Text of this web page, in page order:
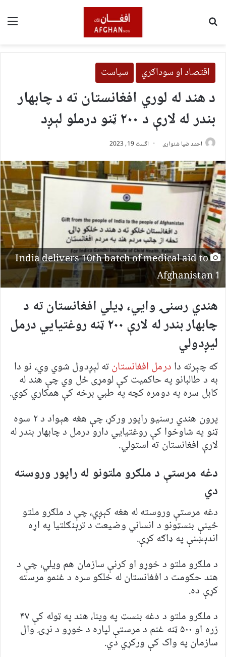
اقتصاد او سوداګري سیاست
د هند له لوري افغانستان ته د چابهار
بندر له لارې د ۲۰۰ ټنو درملو لېږد
احمد ضیا شنواری اگست 19, 2023
India delivers 10th batch of medical aid to
Afghanistan 1
هندي رسنۍ وايي، ډیلي افغانستان ته د
چابهار بندر له لارې ۲۰۰ ټنه روغتیايي درمل
لیږدولي
که چېرته دا درمل افغانستانته لېږدول شوي وي، نو دا
به د طالبانو په حاکمیت کې لومړی ځل وي چې هند له
کابل سره په دومره کچه په طبي برخه کې همکاري کوي.
پرون هندي رسنیو راپور ورکړ، چې هغه هېواد د ۲ سوه
ټنو په شاوخوا کې روغتیایي دارو درمل د چابهار بندر له
لارې افغانستان ته استولي.
دغه مرستې د ملګرو ملتونو له راپور وروسته
دي
دغه مرستې وروسته له هغه کېږي، چې د ملګرو ملتو
ځینې بنسټونو د انساني وضیعت د ترېنګلتیا په اړه
اندېښنې په ‌‌‌‌‌‌ډاګه کړې.
د ملګرو ملتو د خوړو او کرنې سازمان هم ویلي، چې د
هند حکومت د افغانستان له خلکو سره د غنمو مرسته
کړې ده.
د ملګرو ملتو د دغه بنسټ په وینا، هند په ټوله کې ۴۷
زره او ۵۰۰ ټنه غنم د مرستې لپاره د خوړو د نړۍ وال
سازمان په واک کې ورکړي دي.